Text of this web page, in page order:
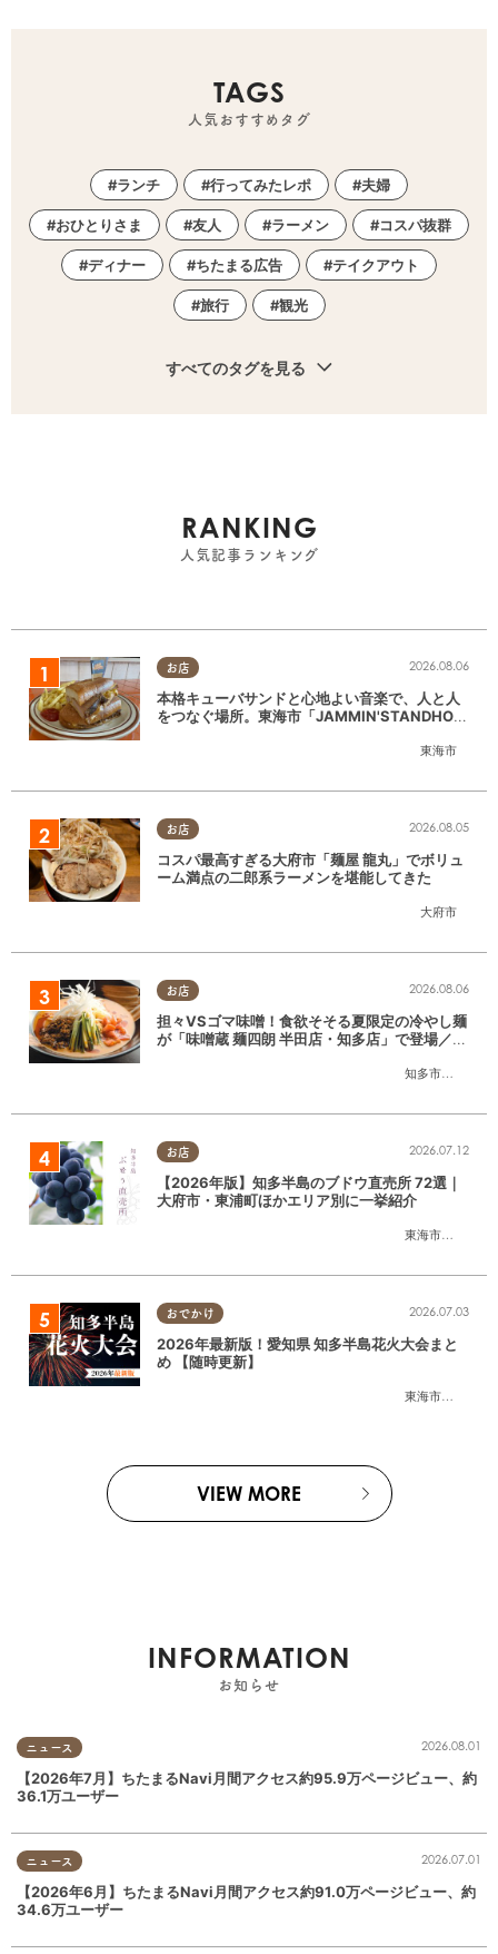
TAGS
人気おすすめタグ
ランチ 行ってみたレポ 夫婦
おひとりさま 友人 ラーメン コスパ抜群
ディナー ちたまる広告 テイクアウト
旅行 観光
すべてのタグを見る
RANKING
人気記事ランキング
お店
東海市
2026.08.06
本格キューバサンドと心地よい音楽で、人と人
をつなぐ場所。東海市「JAMMIN'STANDHOU
お店
大府市
2026.08.05
コスパ最高すぎる大府市「麺屋 龍丸」でボリュ
ーム満点の二郎系ラーメンを堪能してきた
お店
知多市
,半田市
2026.08.06
担々VSゴマ味噌！食欲そそる夏限定の冷やし麺
が「味噌蔵 麺四朗 半田店・知多店」で登場／ち
お店
東海市
,大府市
2026.07.12
【2026年版】知多半島のブドウ直売所 72選｜
大府市・東浦町ほかエリア別に一挙紹介
おでかけ
東海市
,大府市
2026.07.03
2026年最新版！愛知県 知多半島花火大会まと
め 【随時更新】
VIEW MORE
INFORMATION
お知らせ
ニュース 2026.08.01
【2026年7月】ちたまるNavi月間アクセス約95.9万ページビュー、約
36.1万ユーザー
ニュース 2026.07.01
【2026年6月】ちたまるNavi月間アクセス約91.0万ページビュー、約
34.6万ユーザー